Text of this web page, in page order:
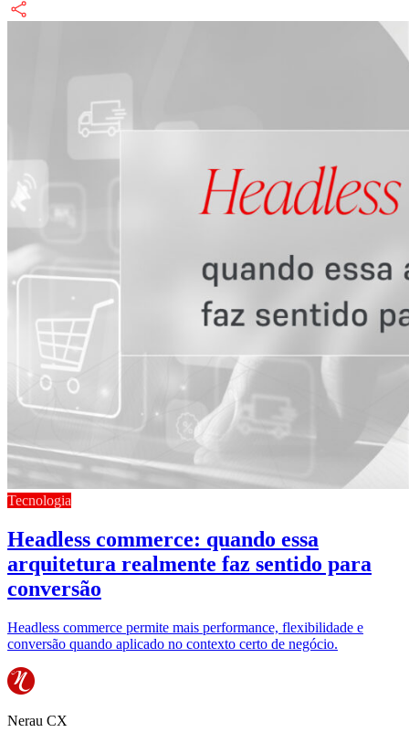
Tecnologia
Headless commerce: quando essa
arquitetura realmente faz sentido para
conversão
Headless commerce permite mais performance, flexibilidade e
conversão quando aplicado no contexto certo de negócio.
Nerau CX